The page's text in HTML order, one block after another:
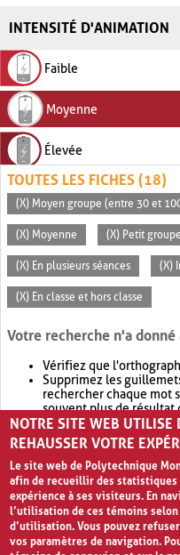
INTENSITÉ D'ANIMATION
Faible
Moyenne
Élevée
TOUTES LES FICHES (18)
(X) Moyen groupe (entre 30 et
(X) Moyenne (X) Petit
(X) En plusieurs séances (X)
(X) En classe et hors classe
Votre recherche n'a
Vérifiez que
Supprimez les
rechercher chaque mot
souvent plus de résultat
Envisagez d'élargir
retournera souvent
NOTRE SITE WEB UTILISE
REHAUSSER VOTRE
Le site web de Polytechnique
afin de recueillir des
expérience à ses visiteurs. En
l’utilisation de ces témoins
d’utilisation. Vous pouvez
vos paramètres de navigation.